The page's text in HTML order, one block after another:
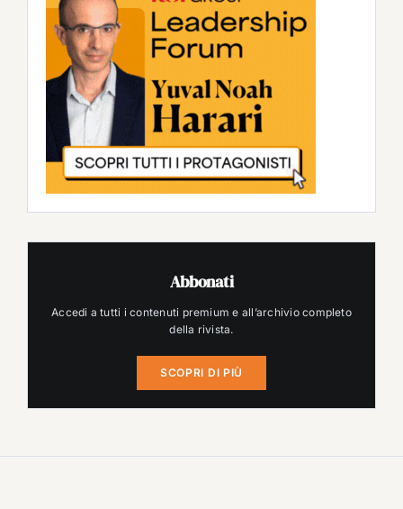
Abbonati
Accedi a tutti i contenuti premium e all’archivio completo
della rivista.
SCOPRI DI PIÙ